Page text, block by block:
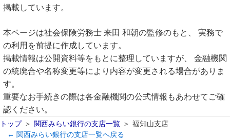
掲載しています。
本ページは社会保険労務士 来田 和朝の監修のもと、 実務で
の利用を前提に作成しています。
掲載情報は公開資料等をもとに整理していますが、 金融機関
の統廃合や名称変更等により内容が変更される場合がありま
す。
重要なお手続きの際は各金融機関の公式情報もあわせてご確
認ください。
トップ 関西みらい銀行の支店一覧
福知山支店
← 関西みらい銀行の支店一覧へ戻る